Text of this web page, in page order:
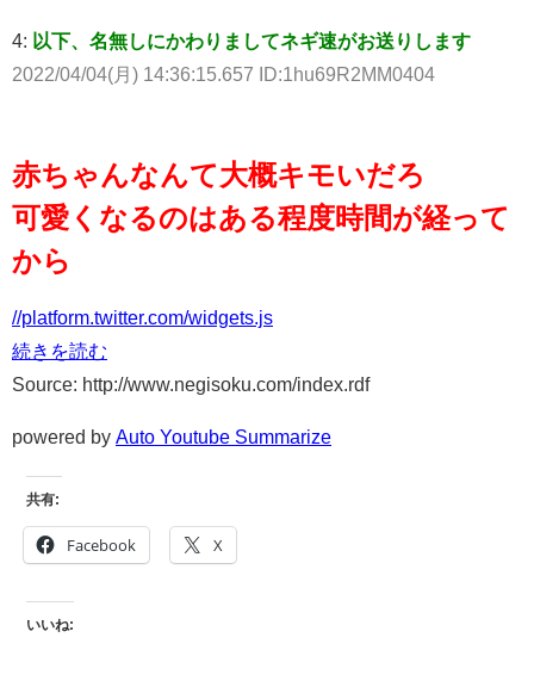
4: 以下、名無しにかわりましてネギ速がお送りします
2022/04/04(月) 14:36:15.657 ID:1hu69R2MM0404
赤ちゃんなんて大概キモいだろ
可愛くなるのはある程度時間が経って
から
//platform.twitter.com/widgets.js
続きを読む
Source: http://www.negisoku.com/index.rdf
powered by Auto Youtube Summarize
共有:
Facebook X
いいね: